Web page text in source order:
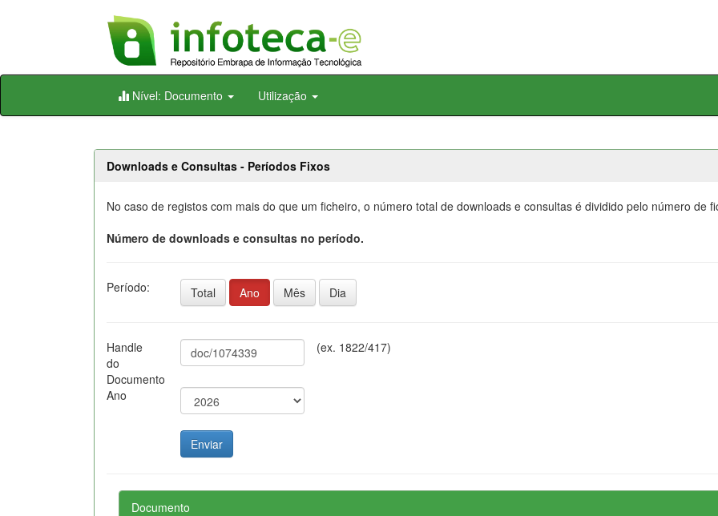
Skip
Nível: Documento Utilização
Downloads e Consultas - Períodos Fixos
No caso de registos com mais do que um ficheiro, o número total de downloads e consultas é dividido pelo número de
Número de downloads e consultas no período.
Período: Total Ano Mês Dia
Handle
do
Documento
(ex. 1822/417)
Ano
Documento